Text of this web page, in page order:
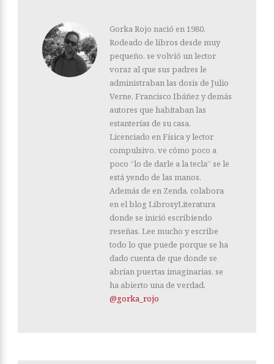
Gorka Rojo nació en 1980.
Rodeado de libros desde muy
pequeño, se volvió un lector
voraz al que sus padres le
administraban las dosis de Julio
Verne, Francisco Ibáñez y demás
autores que habitaban las
estanterías de su casa.
Licenciado en Física y lector
compulsivo, ve cómo poco a
poco “lo de darle a la tecla” se le
está yendo de las manos.
Además de en Zenda, colabora
en el blog LibrosyLiteratura
donde se inició escribiendo
reseñas. Lee mucho y escribe
todo lo que puede porque se ha
dado cuenta de que donde se
abrían puertas imaginarias, se
ha abierto una de verdad.
@gorka_rojo